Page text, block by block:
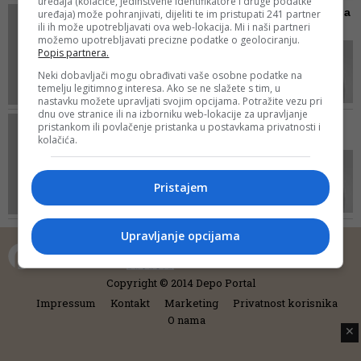
LZN: Izet upoznaje Jovana
Belajbega Jovančeta
IZET: Mene je moja nana
Copyright © 2014 Depo Portal
Impressum
Kontakt Marketing
Privatnost korisnika
O nama
✕
uređaja) može pohranjivati, dijeliti te im pristupati 241 partner
ili ih može upotrebljavati ova web-lokacija. Mi i naši partneri
možemo upotrebljavati precizne podatke o geolociranju.
Popis partnera.
Neki dobavljači mogu obrađivati vaše osobne podatke na
temelju legitimnog interesa. Ako se ne slažete s tim, u
nastavku možete upravljati svojim opcijama. Potražite vezu pri
dnu ove stranice ili na izborniku web-lokacije za upravljanje
pristankom ili povlačenje pristanka u postavkama privatnosti i
kolačića.
Pristajem
Upravljanje opcijama